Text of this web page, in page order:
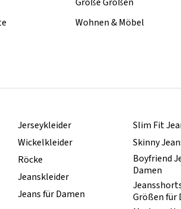
Wohnen & Möbel
Jerseykleider
Wickelkleider
Röcke
Jeanskleider
Jeans für Damen
Slim Fit
Skinny
Boyfriend
Damen
Größen für